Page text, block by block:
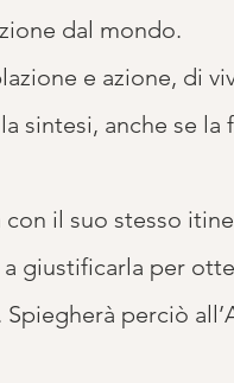
dal mondo.
e azione, di
sintesi, anche se la
il suo stesso
giustificarla per
perciò